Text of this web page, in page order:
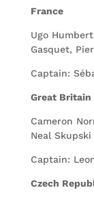
France
Ugo
Gasquet,
Captain:
Great Britain
Cameron
Neal Skupski
Captain:
Czech